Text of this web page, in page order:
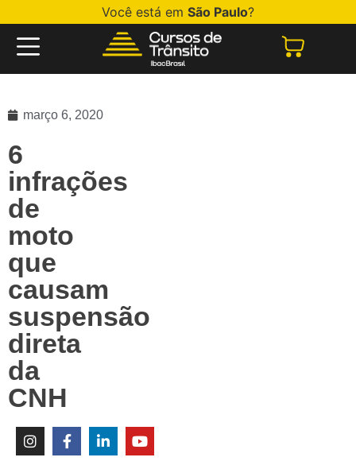
Você está em São Paulo?
março 6, 2020
6
infrações
de
moto
que
causam
suspensão
direta
da
CNH